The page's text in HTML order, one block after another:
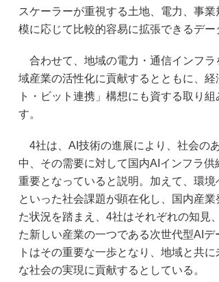
スケーラーが重視する土地、電力、事
模に応じて比較的容易に拡張できるデー
合わせて、地域の電力・通信インフ
域産業の活性化に貢献するとともに、
ト・ビット連携」構想にも資する取り
す。
4社は、AI技術の進展により、社会の
中、その需要に対して国内AIインフラ
重要となっていると説明。加えて、環
といった社会課題が顕在化し、国内産
た状況を踏まえ、4社はそれぞれの知見
た新しい産業の一つである次世代型AI
トはその重要な一歩となり、地域と共
な社会の実現に貢献するとしている。